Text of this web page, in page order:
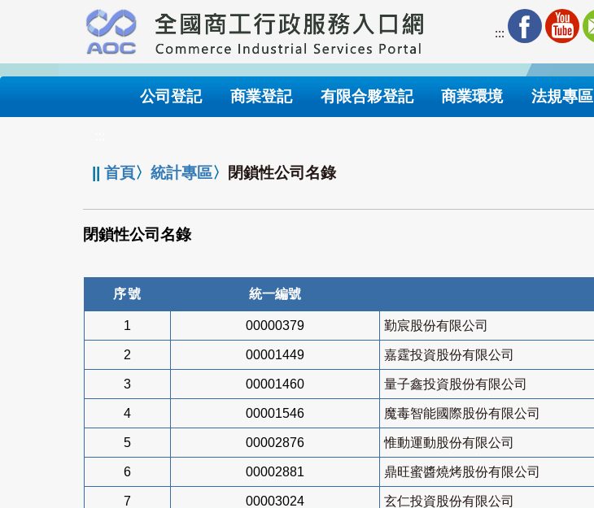
要
內
:::
公司登記 商業登記 有限合夥登記 商業環境 法規專區
||首頁〉統計專區〉 閉鎖性公司名錄
閉鎖性公司名錄
序號 統一編號
1 00000379 勤宸股份有限公司
2 00001449 嘉霆投資股份有限公司
3 00001460 量子鑫投資股份有限公司
4 00001546 魔毒智能國際股份有限公司
5 00002876 惟動運動股份有限公司
6 00002881 鼎旺蜜醬燒烤股份有限公司
7 00003024 玄仁投資股份有限公司